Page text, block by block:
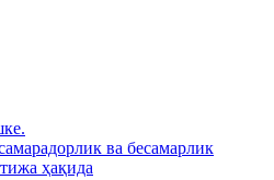
ва бесамарлик
ҳақида